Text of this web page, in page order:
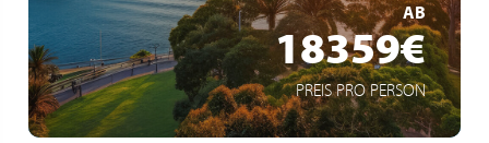
AB
18359€
PREIS PRO PERSON